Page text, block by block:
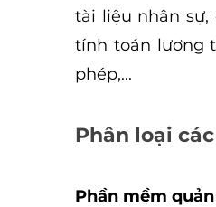
tài liệu nhân
tính toán lương
phép,...
Phân loại
Phần mềm